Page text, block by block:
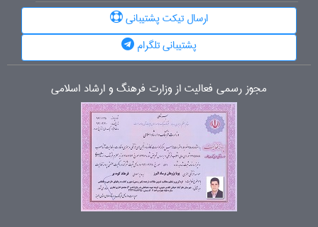
ارسال تیکت پشتیبانی
پشتیبانی تلگرام
مجوز رسمی فعالیت از وزارت فرهنگ و ارشاد اسلامی